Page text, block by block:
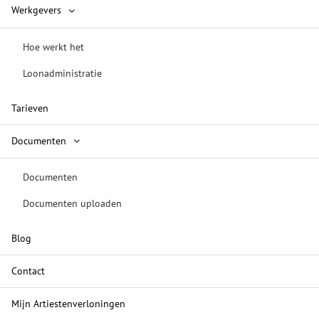
Werkgevers
Hoe werkt het
Loonadministratie
Tarieven
Documenten
Documenten
Documenten uploaden
Blog
Contact
Mijn Artiestenverloningen